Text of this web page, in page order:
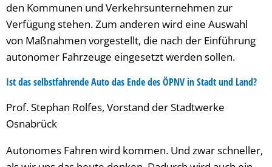
den Kommunen und Verkehrsunternehmen zur
Verfügung stehen. Zum anderen wird eine Auswahl
von Maßnahmen vorgestellt, die nach der Einführung
autonomer Fahrzeuge eingesetzt werden sollen.
Ist das selbstfahrende Auto das Ende des ÖPNV in Stadt und Land?
Prof. Stephan Rolfes, Vorstand der Stadtwerke
Osnabrück
Autonomes Fahren wird kommen. Und zwar schneller,